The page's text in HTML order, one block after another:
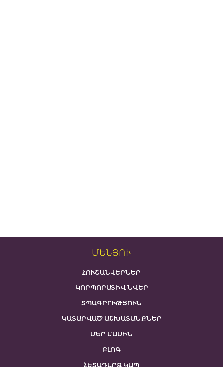
ՄԵՆՅՈՒ
ՀՈՒՇԱՆՎԵՐՆԵՐ
ԿՈՐՊՈՐԱՏԻՎ ՆՎԵՐ
ՏՊԱԳՐՈՒԹՅՈՒՆ
ԿԱՏԱՐՎԱԾ ԱՇԽԱՏԱՆՔՆԵՐ
ՄԵՐ ՄԱՍԻՆ
ԲԼՈԳ
ՀԵՏԱԴԱՐՁ ԿԱՊ